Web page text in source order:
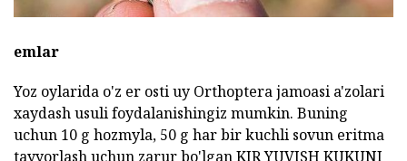
emlar
Yoz oylarida o'z er osti uy Orthoptera jamoasi a'zolari
xaydash usuli foydalanishingiz mumkin. Buning
uchun 10 g hozmyla, 50 g har bir kuchli sovun eritma
tayyorlash uchun zarur bo'lgan KIR YUVISH KUKUNI